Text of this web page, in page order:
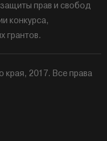
прав и свобод
конкурса,
грантов.
2017. Все права